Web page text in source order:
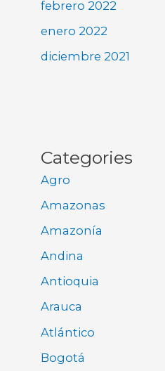
febrero 2022
enero 2022
diciembre 2021
Categories
Agro
Amazonas
Amazonía
Andina
Antioquia
Arauca
Atlántico
Bogotá